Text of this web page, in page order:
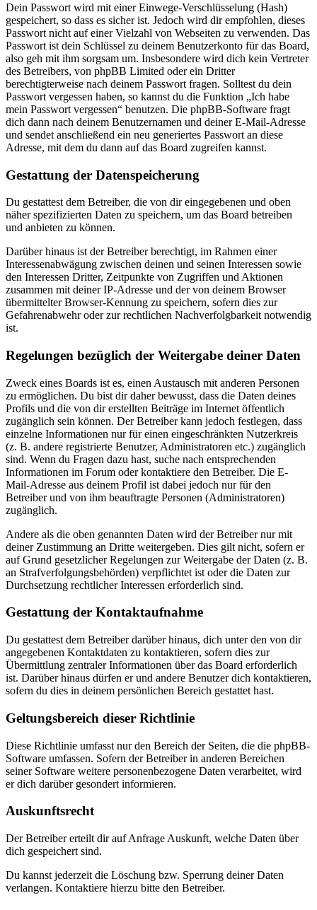
Dein Passwort wird mit einer Einwege-Verschlüsselung (Hash)
gespeichert, so dass es sicher ist. Jedoch wird dir empfohlen, dieses
Passwort nicht auf einer Vielzahl von Webseiten zu verwenden. Das
Passwort ist dein Schlüssel zu deinem Benutzerkonto für das Board,
also geh mit ihm sorgsam um. Insbesondere wird dich kein Vertreter
des Betreibers, von phpBB Limited oder ein Dritter
berechtigterweise nach deinem Passwort fragen. Solltest du dein
Passwort vergessen haben, so kannst du die Funktion „Ich habe
mein Passwort vergessen“ benutzen. Die phpBB-Software fragt
dich dann nach deinem Benutzernamen und deiner E-Mail-Adresse
und sendet anschließend ein neu generiertes Passwort an diese
Adresse, mit dem du dann auf das Board zugreifen kannst.
Gestattung der Datenspeicherung
Du gestattest dem Betreiber, die von dir eingegebenen und oben
näher spezifizierten Daten zu speichern, um das Board betreiben
und anbieten zu können.
Darüber hinaus ist der Betreiber berechtigt, im Rahmen einer
Interessenabwägung zwischen deinen und seinen Interessen sowie
den Interessen Dritter, Zeitpunkte von Zugriffen und Aktionen
zusammen mit deiner IP-Adresse und der von deinem Browser
übermittelter Browser-Kennung zu speichern, sofern dies zur
Gefahrenabwehr oder zur rechtlichen Nachverfolgbarkeit notwendig
ist.
Regelungen bezüglich der Weitergabe deiner Daten
Zweck eines Boards ist es, einen Austausch mit anderen Personen
zu ermöglichen. Du bist dir daher bewusst, dass die Daten deines
Profils und die von dir erstellten Beiträge im Internet öffentlich
zugänglich sein können. Der Betreiber kann jedoch festlegen, dass
einzelne Informationen nur für einen eingeschränkten Nutzerkreis
(z. B. andere registrierte Benutzer, Administratoren etc.) zugänglich
sind. Wenn du Fragen dazu hast, suche nach entsprechenden
Informationen im Forum oder kontaktiere den Betreiber. Die E-
Mail-Adresse aus deinem Profil ist dabei jedoch nur für den
Betreiber und von ihm beauftragte Personen (Administratoren)
zugänglich.
Andere als die oben genannten Daten wird der Betreiber nur mit
deiner Zustimmung an Dritte weitergeben. Dies gilt nicht, sofern er
auf Grund gesetzlicher Regelungen zur Weitergabe der Daten (z. B.
an Strafverfolgungsbehörden) verpflichtet ist oder die Daten zur
Durchsetzung rechtlicher Interessen erforderlich sind.
Gestattung der Kontaktaufnahme
Du gestattest dem Betreiber darüber hinaus, dich unter den von dir
angegebenen Kontaktdaten zu kontaktieren, sofern dies zur
Übermittlung zentraler Informationen über das Board erforderlich
ist. Darüber hinaus dürfen er und andere Benutzer dich kontaktieren,
sofern du dies in deinem persönlichen Bereich gestattet hast.
Geltungsbereich dieser Richtlinie
Diese Richtlinie umfasst nur den Bereich der Seiten, die die phpBB-
Software umfassen. Sofern der Betreiber in anderen Bereichen
seiner Software weitere personenbezogene Daten verarbeitet, wird
er dich darüber gesondert informieren.
Auskunftsrecht
Der Betreiber erteilt dir auf Anfrage Auskunft, welche Daten über
dich gespeichert sind.
Du kannst jederzeit die Löschung bzw. Sperrung deiner Daten
verlangen. Kontaktiere hierzu bitte den Betreiber.